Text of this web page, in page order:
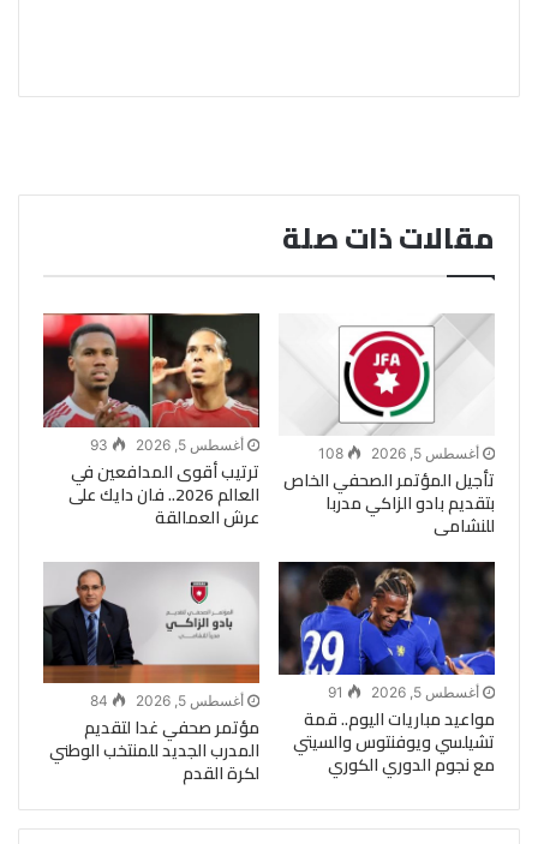
مقالات ذات صلة
أغسطس 5, 2026 108
تأجيل المؤتمر الصحفي الخاص
بتقديم بادو الزاكي مدربا
للنشامى
أغسطس 5, 2026 93
ترتيب أقوى المدافعين في
العالم 2026.. فان دايك على
عرش العمالقة
أغسطس 5, 2026 91
مواعيد مباريات اليوم.. قمة
تشيلسي ويوفنتوس والسيتي
مع نجوم الدوري الكوري
أغسطس 5, 2026 84
مؤتمر صحفي غدا لتقديم
المدرب الجديد للمنتخب الوطني
لكرة القدم